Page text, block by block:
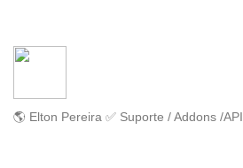
🌎 Elton Pereira ✅ Suporte / Addons /API